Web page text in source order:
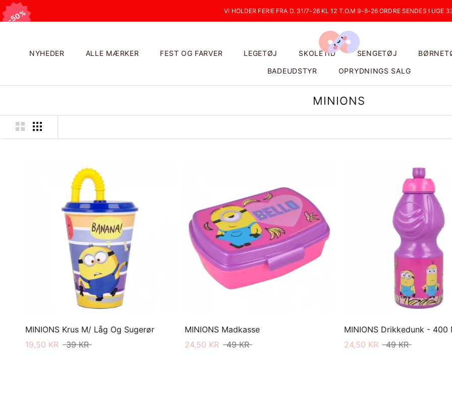
Videre
VI HOLDER FERIE FRA D. 31/7-26 KL 12 T.O.M 9-8-26 ORDRE SENDES I UGE
NYHEDER ALLE MÆRKER FEST OG FARVER LEGETØJ SKOLETID SENGETØJ
BADEUDSTYR OPRYDNINGS SALG
MINIONS
50%
MINIONS Krus M/ Låg Og Sugerør
19,50 KR
39 KR
50%
MINIONS Madkasse
24,50 KR
49 KR
50%
MINIONS Drikkedunk - 400
24,50 KR
49 KR